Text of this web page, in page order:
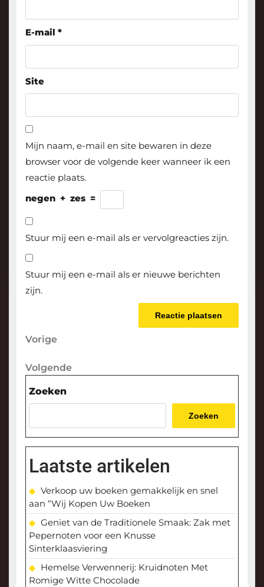
E-mail *
Site
Mijn naam, e-mail en site bewaren in deze
browser voor de volgende keer wanneer ik een
reactie plaats.
negen + zes =
Stuur mij een e-mail als er vervolgreacties zijn.
Stuur mij een e-mail als er nieuwe berichten
zijn.
Berichtnavigatie
Vorige
Vorige
Volgende
Volgende
Zoeken
Zoeken
Laatste artikelen
Verkoop uw boeken gemakkelijk en snel
aan “Wij Kopen Uw Boeken
Geniet van de Traditionele Smaak: Zak met
Pepernoten voor een Knusse
Sinterklaasviering
Hemelse Verwennerij: Kruidnoten Met
Romige Witte Chocolade